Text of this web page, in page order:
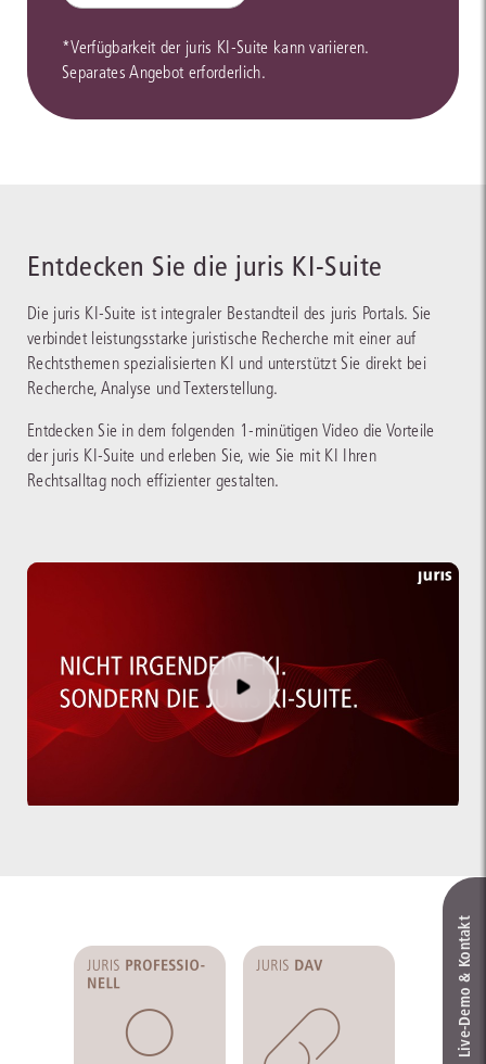
*Verfügbarkeit der juris KI-Suite kann variieren.
Separates Angebot erforderlich.
Entdecken Sie die juris KI-Suite
Die juris KI-Suite ist integraler Bestandteil des juris Portals. Sie
verbindet leistungsstarke juristische Recherche mit einer auf
Rechtsthemen spezialisierten KI und unterstützt Sie direkt bei
Recherche, Analyse und Texterstellung.
Entdecken Sie in dem folgenden 1-minütigen Video die Vorteile
der juris KI-Suite und erleben Sie, wie Sie mit KI Ihren
Rechtsalltag noch effizienter gestalten.
Live‑Demo & Kontakt